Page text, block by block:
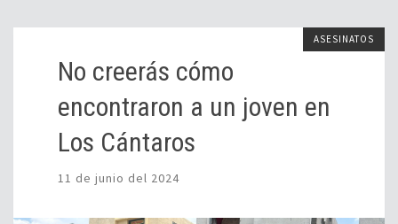
ASESINATOS
No creerás cómo
encontraron a un joven en
Los Cántaros
11 de junio del 2024